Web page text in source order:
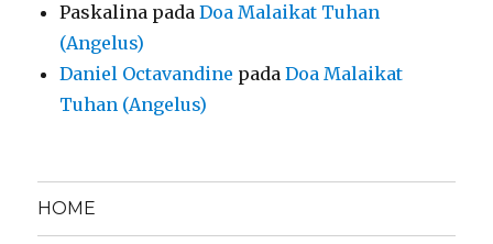
Paskalina padaDoa Malaikat Tuhan
(Angelus)
Daniel Octavandine padaDoa Malaikat
Tuhan (Angelus)
HOME